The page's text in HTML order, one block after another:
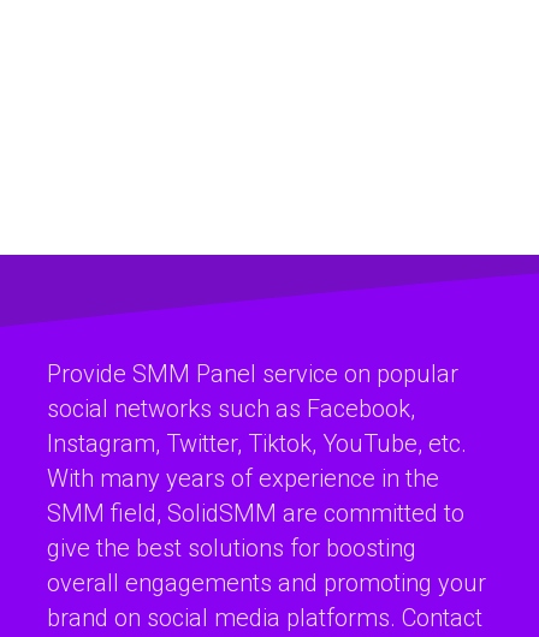
Provide SMM Panel service on popular
social networks such as Facebook,
Instagram, Twitter, Tiktok, YouTube, etc.
With many years of experience in the
SMM field, SolidSMM are committed to
give the best solutions for boosting
overall engagements and promoting your
brand on social media platforms. Contact